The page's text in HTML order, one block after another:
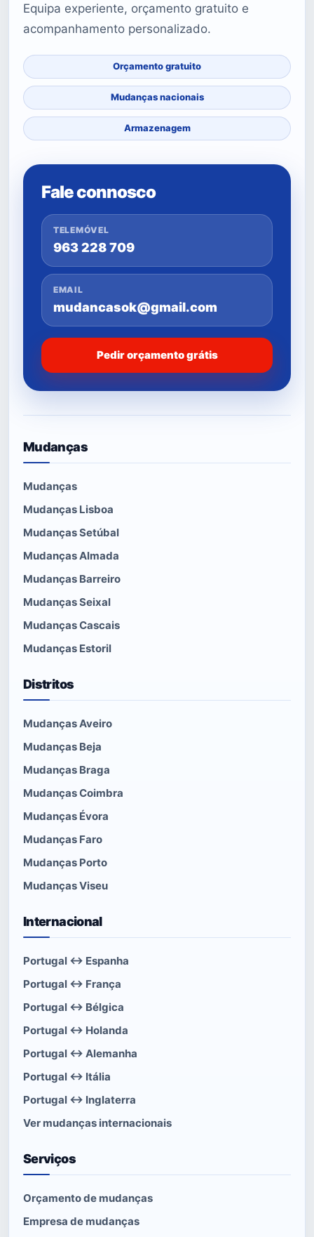
Equipa experiente, orçamento gratuito e
acompanhamento personalizado.
Orçamento gratuito
Mudanças nacionais
Armazenagem
Fale connosco
TELEMÓVEL
963 228 709
EMAIL
mudancasok@gmail.com
Pedir orçamento grátis
Mudanças
Mudanças
Mudanças Lisboa
Mudanças Setúbal
Mudanças Almada
Mudanças Barreiro
Mudanças Seixal
Mudanças Cascais
Mudanças Estoril
Distritos
Mudanças Aveiro
Mudanças Beja
Mudanças Braga
Mudanças Coimbra
Mudanças Évora
Mudanças Faro
Mudanças Porto
Mudanças Viseu
Internacional
Portugal ↔ Espanha
Portugal ↔ França
Portugal ↔ Bélgica
Portugal ↔ Holanda
Portugal ↔ Alemanha
Portugal ↔ Itália
Portugal ↔ Inglaterra
Ver mudanças internacionais
Serviços
Orçamento de mudanças
Empresa de mudanças